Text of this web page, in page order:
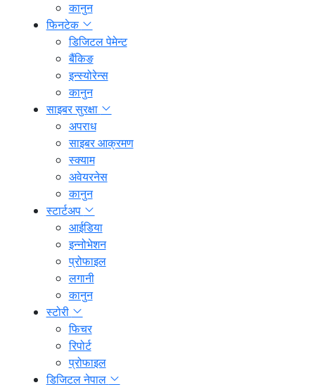
कानुन
फिनटेक
डिजिटल पेमेन्ट
बैंकिङ
इन्स्योरेन्स
कानुन
साइबर सुरक्षा
अपराध
साइबर आक्रमण
स्क्याम
अवेयरनेस
कानुन
स्टार्टअप
आईडिया
इन्नोभेशन
प्रोफाइल
लगानी
कानुन
स्टोरी
फिचर
रिपोर्ट
प्रोफाइल
डिजिटल नेपाल